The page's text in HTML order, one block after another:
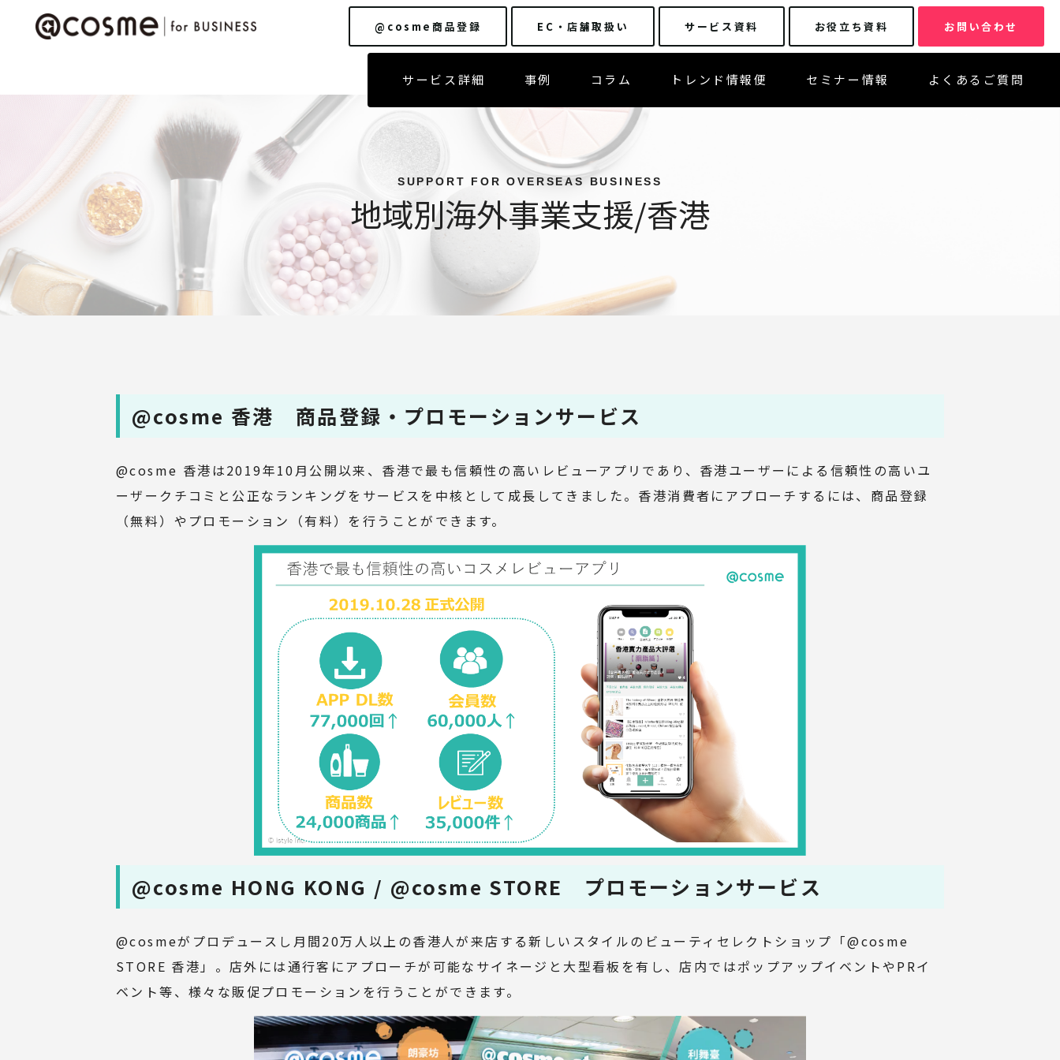
@cosme商品登録 EC・店舗取扱い サービス資料 お役立ち資料 お問い合わせ
サービス詳細 事例 コラム トレンド情報便 セミナー情報 よくあるご質問
SUPPORT FOR OVERSEAS BUSINESS
地域別海外事業支援/香港
@cosme 香港 商品登録・プロモーションサービス
@cosme 香港は2019年10月公開以来、香港で最も信頼性の高いレビューアプリであり、香港ユーザーによる信頼性の高いユ
ーザークチコミと公正なランキングをサービスを中核として成長してきました。香港消費者にアプローチするには、商品登録
（無料）やプロモーション（有料）を行うことができます。
@cosme HONG KONG / @cosme STORE プロモーションサービス
@cosmeがプロデュースし月間20万人以上の香港人が来店する新しいスタイルのビューティセレクトショップ「@cosme
STORE 香港」。店外には通行客にアプローチが可能なサイネージと大型看板を有し、店内ではポップアップイベントやPRイ
ベント等、様々な販促プロモーションを行うことができます。